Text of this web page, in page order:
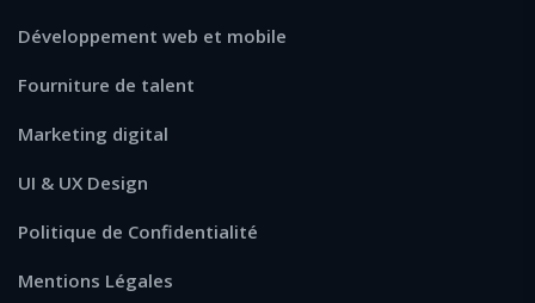
Développement web et mobile
Fourniture de talent
Marketing digital
UI & UX Design
Politique de Confidentialité
Mentions Légales